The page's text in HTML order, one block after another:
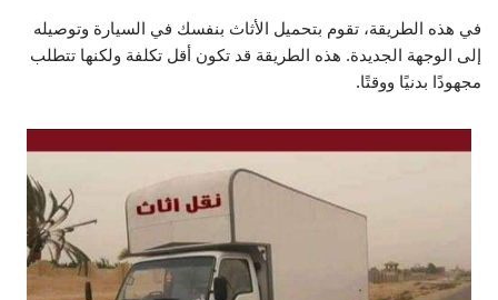
في هذه الطريقة، تقوم بتحميل الأثاث بنفسك في السيارة وتوصيله
إلى الوجهة الجديدة. هذه الطريقة قد تكون أقل تكلفة ولكنها تتطلب
مجهودًا بدنيًا ووقتًا.